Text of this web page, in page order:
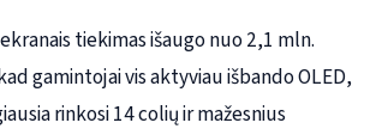
tiekimas išaugo nuo 2,1 mln.
gamintojai vis aktyviau išbando OLED,
rinkosi 14 colių ir mažesnius